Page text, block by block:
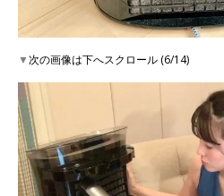
▼次の画像は下へスクロール (6/14)